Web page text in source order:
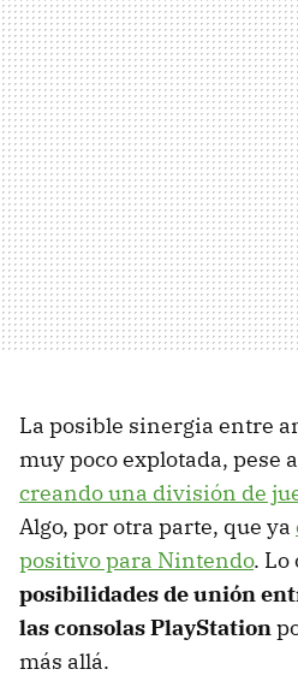
La posible sinergia entre
muy poco explotada, pese
creando una división de
Algo, por otra parte, que ya
positivo para Nintendo. Lo
posibilidades de unión
las consolas PlayStation
más allá.